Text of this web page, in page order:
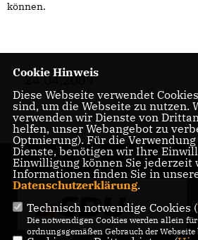
können.
24.04.2009
Cookie Hinweis
Diese Webseite verwendet
sind, um die Webseite zu nutzen.
verwenden wir Dienste von
helfen, unser Webangebot zu
Optmierung). Für die
Dienste, benötigen wir Ihre
Einwilligung können Sie jederzeit
Informationen finden Sie in
Datenschutzerklärung.
Technisch notwendige Cookies (
Die notwendigen Cookies werden allein
ordnungsgemäßen Gebrauch der